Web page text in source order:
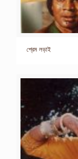
প্রেম লড়াই